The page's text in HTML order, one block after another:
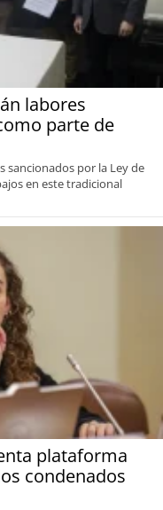
labores
parte de
sancionados por la Ley de
en este tradicional
plataforma
condenados